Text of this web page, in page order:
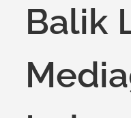
Balik